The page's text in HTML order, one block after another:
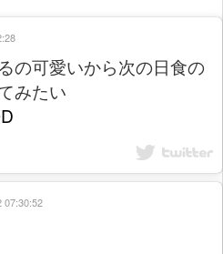
の可愛いから次の日食の
みたい
07:30:52